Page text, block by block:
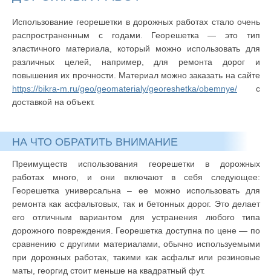
Использование георешетки в дорожных работах стало очень
распространенным с годами. Георешетка — это тип
эластичного материала, который можно использовать для
различных целей, например, для ремонта дорог и
повышения их прочности. Материал можно заказать на сайте
https://bikra-m.ru/geo/geomaterialy/georeshetka/obemnye/ с
доставкой на объект.
НА ЧТО ОБРАТИТЬ ВНИМАНИЕ
Преимуществ использования георешетки в дорожных
работах много, и они включают в себя следующее:
Георешетка универсальна – ее можно использовать для
ремонта как асфальтовых, так и бетонных дорог. Это делает
его отличным вариантом для устранения любого типа
дорожного повреждения. Георешетка доступна по цене — по
сравнению с другими материалами, обычно используемыми
при дорожных работах, такими как асфальт или резиновые
маты, георгид стоит меньше на квадратный фут.